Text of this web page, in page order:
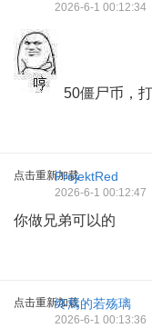
2026-6-1 00:12:34
50僵尸币，
点击重新加载ProjektRed
2026-6-1 00:12:47
你做兄弟可以的
点击重新加载终焉的若殇璃
2026-6-1 00:13:36